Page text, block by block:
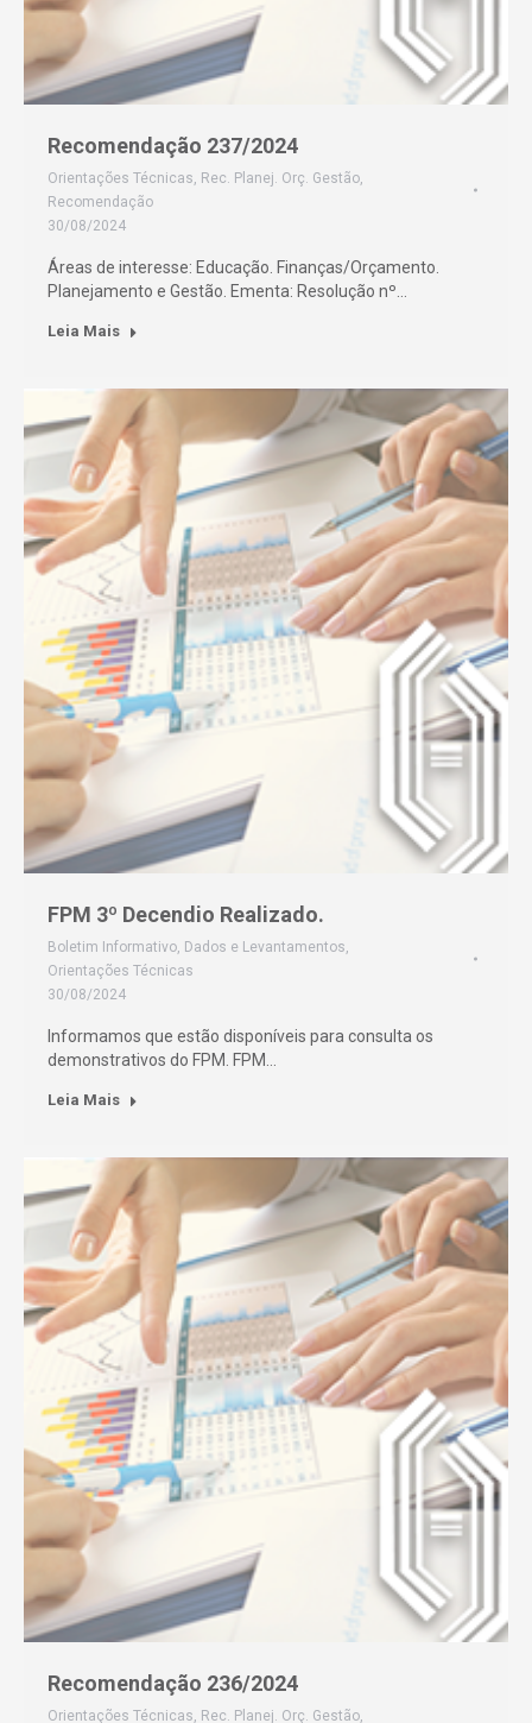
Recomendação 237/2024
Orientações Técnicas, Rec. Planej. Orç. Gestão,
Recomendação
30/08/2024
Áreas de interesse: Educação. Finanças/Orçamento.
Planejamento e Gestão. Ementa: Resolução nº…
Leia Mais
FPM 3º Decendio Realizado.
Boletim Informativo, Dados e Levantamentos,
Orientações Técnicas
30/08/2024
Informamos que estão disponíveis para consulta os
demonstrativos do FPM. FPM…
Leia Mais
Recomendação 236/2024
Orientações Técnicas, Rec. Planej. Orç. Gestão,